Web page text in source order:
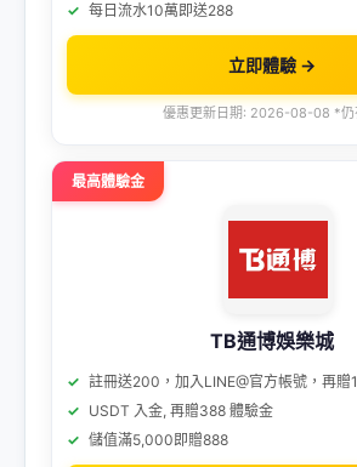
每日流水10萬即送288
立即體驗 →
優惠更新日期: 2026-08-08 *仍
最高體驗金
TB通博娛樂城
註冊送200，加入LINE@官方帳號，再贈
USDT 入金, 再贈388 體驗金
儲值滿5,000即贈888